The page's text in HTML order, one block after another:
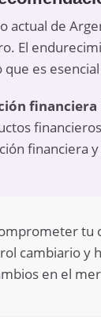
actual de
El
es
financiera
financieros
financiera
tu
cambiario y
en el